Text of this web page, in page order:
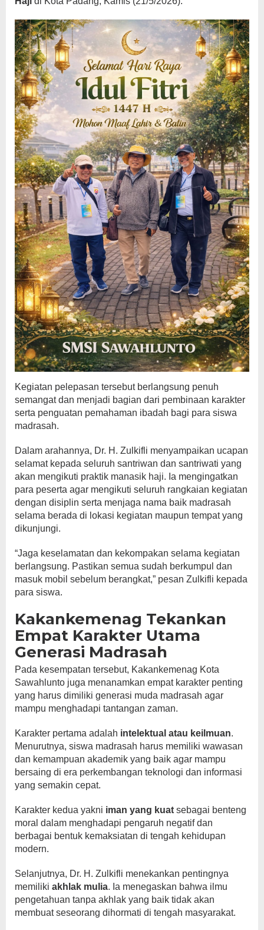
Kegiatan pelepasan tersebut berlangsung penuh
semangat dan menjadi bagian dari pembinaan karakter
serta penguatan pemahaman ibadah bagi para siswa
madrasah.
Dalam arahannya, Dr. H. Zulkifli menyampaikan ucapan
selamat kepada seluruh santriwan dan santriwati yang
akan mengikuti praktik manasik haji. Ia mengingatkan
para peserta agar mengikuti seluruh rangkaian kegiatan
dengan disiplin serta menjaga nama baik madrasah
selama berada di lokasi kegiatan maupun tempat yang
dikunjungi.
“Jaga keselamatan dan kekompakan selama kegiatan
berlangsung. Pastikan semua sudah berkumpul dan
masuk mobil sebelum berangkat,” pesan Zulkifli kepada
para siswa.
Kakankemenag Tekankan
Empat Karakter Utama
Generasi Madrasah
Pada kesempatan tersebut, Kakankemenag Kota
Sawahlunto juga menanamkan empat karakter penting
yang harus dimiliki generasi muda madrasah agar
mampu menghadapi tantangan zaman.
Karakter pertama adalah intelektual atau keilmuan.
Menurutnya, siswa madrasah harus memiliki wawasan
dan kemampuan akademik yang baik agar mampu
bersaing di era perkembangan teknologi dan informasi
yang semakin cepat.
Karakter kedua yakni iman yang kuat sebagai benteng
moral dalam menghadapi pengaruh negatif dan
berbagai bentuk kemaksiatan di tengah kehidupan
modern.
Selanjutnya, Dr. H. Zulkifli menekankan pentingnya
memiliki akhlak mulia. Ia menegaskan bahwa ilmu
pengetahuan tanpa akhlak yang baik tidak akan
membuat seseorang dihormati di tengah masyarakat.